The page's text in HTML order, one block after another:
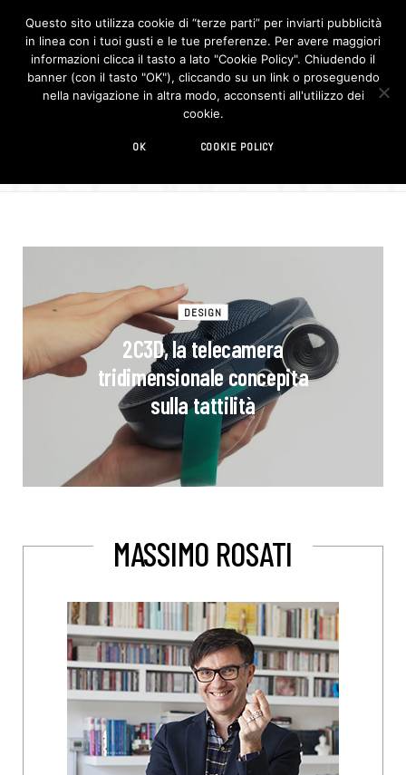
F
c
e
b
o
I
n
s
t
videocamera
DESIGN
2C3D, la telecamera
tridimensionale concepita
sulla tattilità
MASSIMO ROSATI
Questo sito utilizza cookie di “terze parti” per inviarti pubblicità
in linea con i tuoi gusti e le tue preferenze. Per avere maggiori
informazioni clicca il tasto a lato "Cookie Policy". Chiudendo il
banner (con il tasto "OK"), cliccando su un link o proseguendo
nella navigazione in altra modo, acconsenti all'utilizzo dei
cookie.
OK COOKIE POLICY